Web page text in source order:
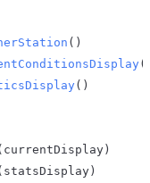
()
()
currentDisplay )
statsDisplay )